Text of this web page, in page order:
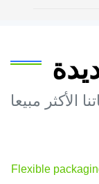
الأكثر مبيعا